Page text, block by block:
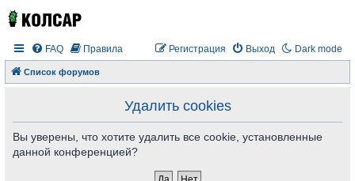
Dark mode
FAQ Правила Выход
Регистрация
Список форумов
Удалить cookies
Вы уверены, что хотите удалить все cookie, установленные
данной конференцией?